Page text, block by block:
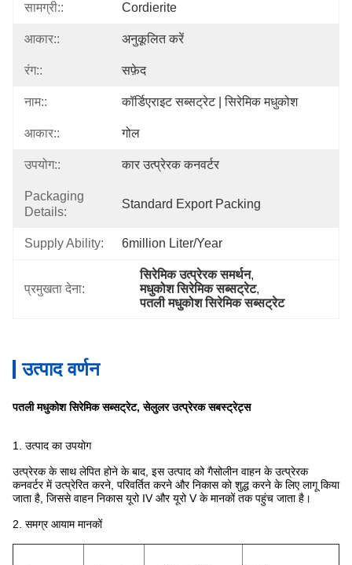
सामग्री:: Cordierite
आकार:: अनुकूलित करें
रंग:: सफ़ेद
नाम:: कॉर्डिएराइट सब्सट्रेट | सिरेमिक मधुकोश
आकार:: गोल
उपयोग:: कार उत्प्रेरक कनवर्टर
Packaging
Details:
Standard Export Packing
Supply Ability: 6million Liter/year
प्रमुखता देना:
सिरेमिक उत्प्रेरक समर्थन,
मधुकोश सिरेमिक सब्सट्रेट,
पतली मधुकोश सिरेमिक सब्सट्रेट
उत्पाद वर्णन
पतली मधुकोश सिरेमिक सब्सट्रेट, सेलुलर उत्प्रेरक सबस्ट्रेट्स
1. उत्पाद का उपयोग
उत्प्रेरक के साथ लेपित होने के बाद, इस उत्पाद को गैसोलीन वाहन के उत्प्रेरक
कनवर्टर में उत्प्रेरित करने, परिवर्तित करने और निकास को शुद्ध करने के लिए लागू किया
जाता है, जिससे वाहन निकास यूरो IV और यूरो V के मानकों तक पहुंच जाता है।
2. समग्र आयाम मानकों